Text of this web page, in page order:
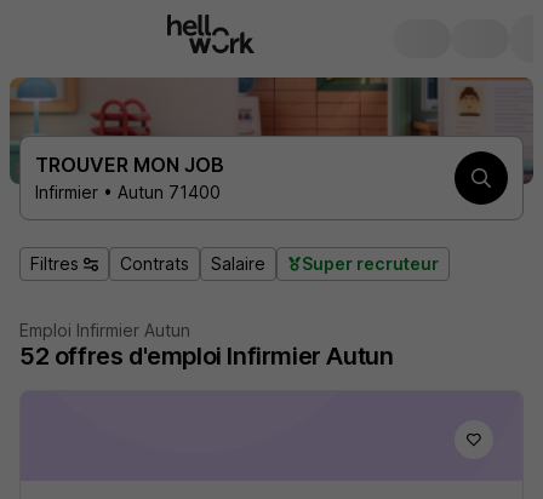
TROUVER MON JOB
Infirmier • Autun 71400
Filtres Contrats Salaire Super recruteur
Emploi Infirmier Autun
52 offres d'emploi Infirmier Autun